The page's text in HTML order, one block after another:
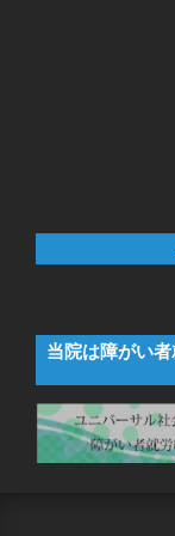
当院は障がい